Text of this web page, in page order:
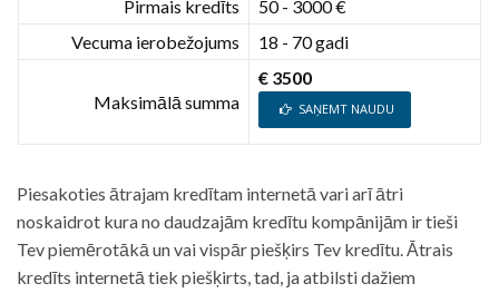
Pirmais kredīts
50 - 3000 €
Vecuma ierobežojums
18 - 70 gadi
Maksimālā summa
€ 3500
SAŅEMT NAUDU
Piesakoties ātrajam kredītam internetā vari arī ātri
noskaidrot kura no daudzajām kredītu kompānijām ir tieši
Tev piemērotākā un vai vispār piešķirs Tev kredītu. Ātrais
kredīts internetā tiek piešķirts, tad, ja atbilsti dažiem